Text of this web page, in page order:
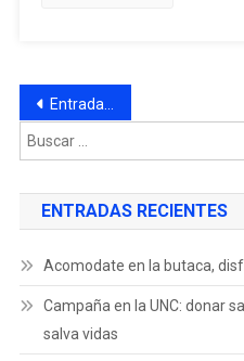
Entradas anteriores
ENTRADAS RECIENTES
Acomodate en la butaca,
Campaña en la UNC: donar
salva vidas